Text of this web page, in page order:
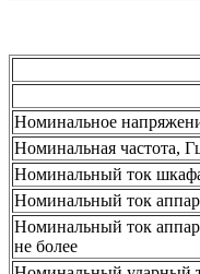
Номинальное
Номинальная частота,
Номинальный ток
Номинальный ток
Номинальный ток
не более